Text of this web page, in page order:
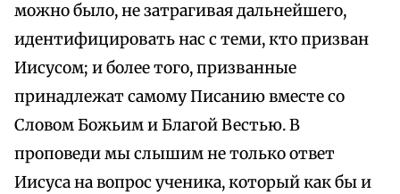
можно было, не затрагивая дальнейшего,
идентифицировать нас с теми, кто призван
Иисусом; и более того, призванные
принадлежат самому Писанию вместе со
Словом Божьим и Благой Вестью. В
проповеди мы слышим не только ответ
Иисуса на вопрос ученика, который как бы и